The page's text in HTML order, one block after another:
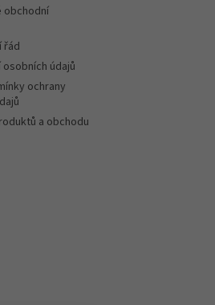
obchodní
řád
údajů
ochrany
a obchodu